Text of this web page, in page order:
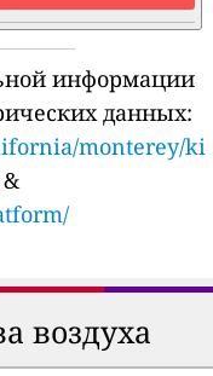
информации
данных:
monterey/ki
&
воздуха